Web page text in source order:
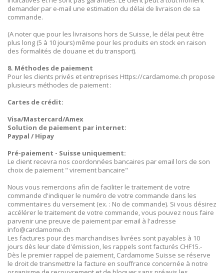
demander par e-mail une estimation du délai de livraison de sa
commande.
(A noter que pour les livraisons hors de Suisse, le délai peut être
plus long (5 à 10 jours) même pour les produits en stock en raison
des formalités de douane et du transport).
8. Méthodes de paiement
Pour les clients privés et entreprises Https://cardamome.ch propose
plusieurs méthodes de paiement :
Cartes de crédit:
Visa/Mastercard/Amex
Solution de paiement par internet:
Paypal / Hipay
Pré-paiement - Suisse uniquement:
Le client recevra nos coordonnées bancaires par email lors de son
choix de paiement " virement bancaire"
Nous vous remercions afin de faciliter le traitement de votre
commande d'indiquer le numéro de votre commande dans les
commentaires du versement (ex. : No de commande). Si vous désirez
accélérer le traitement de votre commande, vous pouvez nous faire
parvenir une preuve de paiement par email à l'adresse
info@cardamome.ch
Les factures pour des marchandises livrées sont payables à 10
jours dès leur date d'émission, les rappels sont facturés CHF15.-
Dès le premier rappel de paiement, Cardamome Suisse se réserve
le droit de transmettre la facture en souffrance concernée à notre